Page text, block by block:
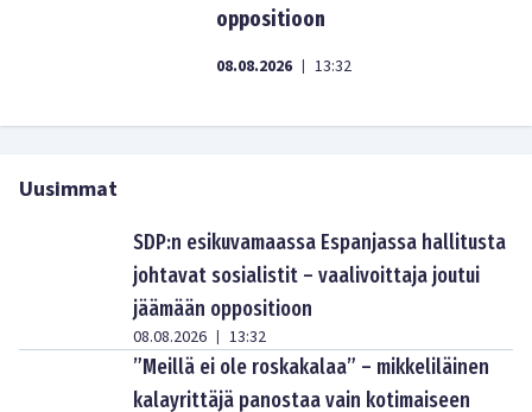
oppositioon
08.08.2026 | 13:32
Uusimmat
SDP:n esikuvamaassa Espanjassa hallitusta
johtavat sosialistit – vaalivoittaja joutui
jäämään oppositioon
08.08.2026 | 13:32
”Meillä ei ole roskakalaa” – mikkeliläinen
kalayrittäjä panostaa vain kotimaiseen